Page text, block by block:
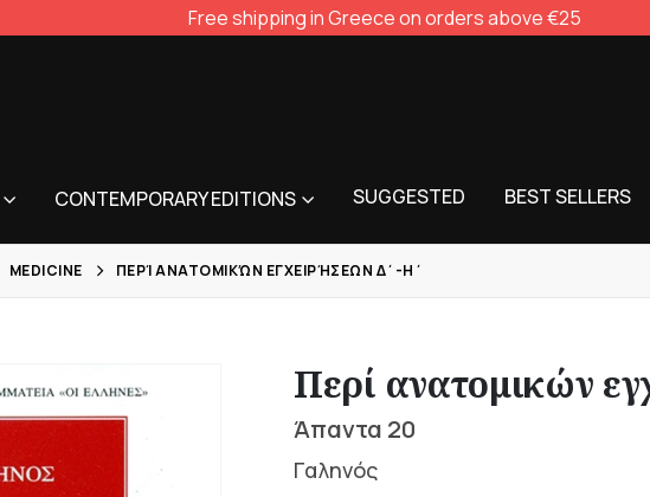
Free shipping in Greece on orders above €25
CONTEMPORARY EDITIONS SUGGESTED BEST SELLERS
MEDICINE ΠΕΡΊ ΑΝΑΤΟΜΙΚΏΝ ΕΓΧΕΙΡΉΣΕΩΝ Δ΄-Η΄
Περί ανατομικών
Άπαντα 20
Γαληνός